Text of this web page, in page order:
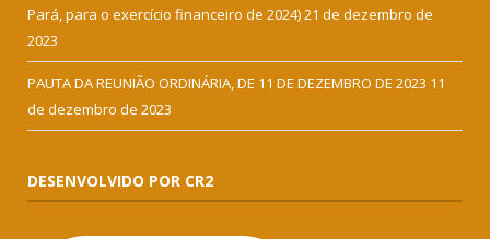
Pará, para o exercício financeiro de 2024)21 de dezembro de
2023
PAUTA DA REUNIÃO ORDINÁRIA, DE 11 DE DEZEMBRO DE 2023 11
de dezembro de 2023
DESENVOLVIDO POR CR2